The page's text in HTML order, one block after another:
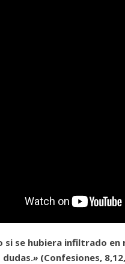
si se hubiera infiltrado
dudas.» (Confesiones,